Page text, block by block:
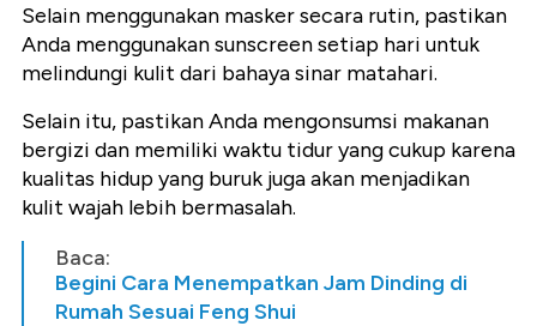
Selain menggunakan masker secara rutin, pastikan
Anda menggunakan sunscreen setiap hari untuk
melindungi kulit dari bahaya sinar matahari.
Selain itu, pastikan Anda mengonsumsi makanan
bergizi dan memiliki waktu tidur yang cukup karena
kualitas hidup yang buruk juga akan menjadikan
kulit wajah lebih bermasalah.
Baca:
Begini Cara Menempatkan Jam Dinding di
Rumah Sesuai Feng Shui